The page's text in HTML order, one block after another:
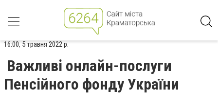
16:00, 5 травня 2022 р.
Важливі онлайн-послуги
Пенсійного фонду України